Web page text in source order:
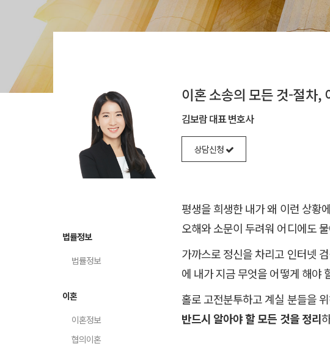
이혼 소송의 모든 것-절차,
김보람 대표 변호사
상담신청
법률정보
법률정보
이혼
이혼정보
협의이혼
평생을 희생한 내가 왜 이런 상황
오해와 소문이 두려워 어디에도
가까스로 정신을 차리고 인터넷
에 내가 지금 무엇을 어떻게 해야
홀로 고전분투하고 계실 분들을
반드시 알아야 할 모든 것을 정리